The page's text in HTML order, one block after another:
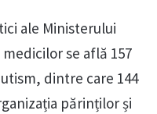
ale Ministerului
se află 157
dintre care 144
părinților și